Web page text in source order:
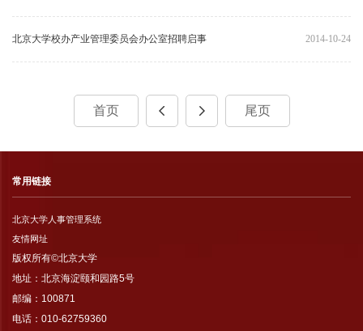
2014-10-24
北京大学校办产业管理委员会办公室招聘启事
首页 尾页
常用链接
北京大学人事管理系统
友情网址
版权所有©北京大学
地址：北京海淀颐和园路5号
邮编：100871
电话：010-62759360